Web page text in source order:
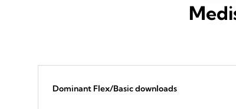
Dominant Flex/Basic downloads